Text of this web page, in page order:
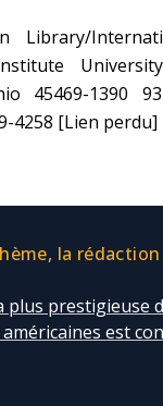
Library/
45469-1390
4258 [Lien perdu]
la
plus prestigieuse
est